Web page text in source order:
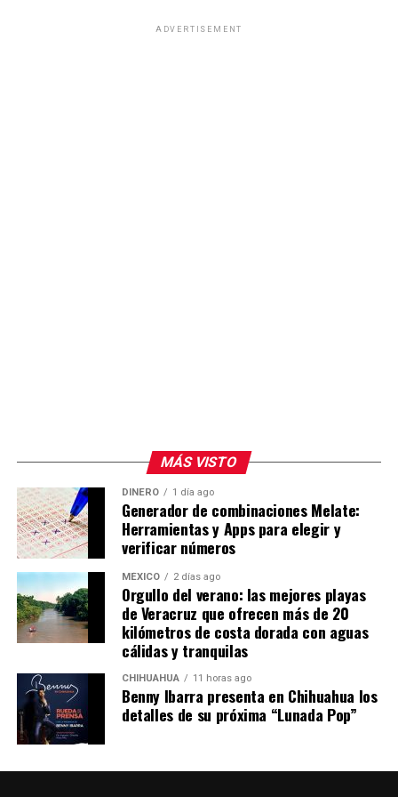
ADVERTISEMENT
MÁS VISTO
DINERO 1 día ago
Generador de combinaciones Melate:
Herramientas y Apps para elegir y
verificar números
MÉXICO 2 días ago
Orgullo del verano: las mejores playas
de Veracruz que ofrecen más de 20
kilómetros de costa dorada con aguas
cálidas y tranquilas
CHIHUAHUA 11 horas ago
Benny Ibarra presenta en Chihuahua los
detalles de su próxima “Lunada Pop”